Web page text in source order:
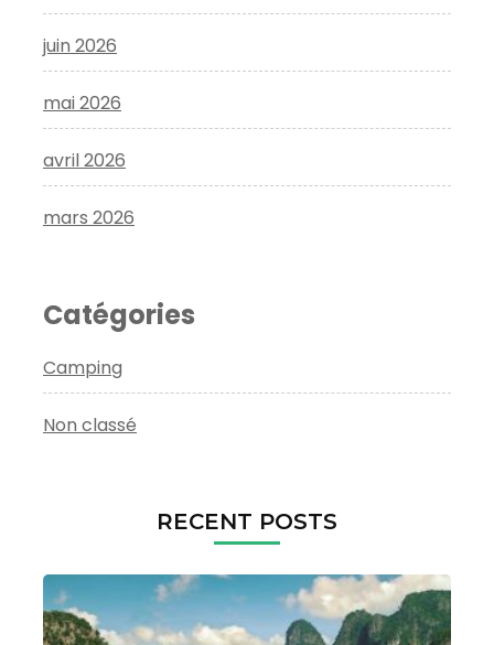
juin 2026
mai 2026
avril 2026
mars 2026
Catégories
Camping
Non classé
RECENT POSTS